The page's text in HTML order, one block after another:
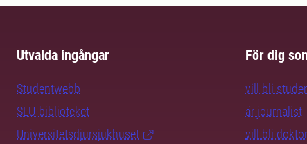
Utvalda ingångar
Studentwebb
SLU-biblioteket
Universitetsdjursjukhuset
För dig
vill bli
är journalist
vill bli